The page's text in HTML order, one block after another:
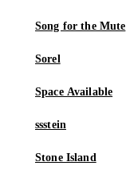
Song for the Mute
Sorel
Space Available
ssstein
Stone Island